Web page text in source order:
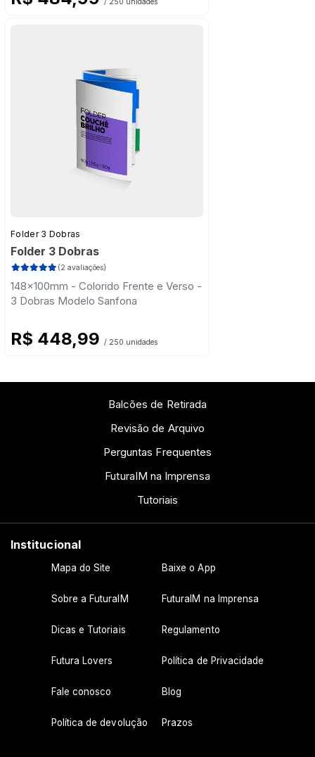
/ 250 unidades
Folder 3 Dobras
Folder 3 Dobras
(2 avaliações)
148x100mm - Colorido Frente e Verso -
3 Dobras Modelo Sanfona
R$ 448,99 / 250 unidades
Balcões de Retirada
Revisão de Arquivo
Perguntas Frequentes
FuturaIM na Imprensa
Tutoriais
Institucional
Mapa do Site Baixe o App
Sobre a FuturaIM FuturaIM na Imprensa
Dicas e Tutoriais Regulamento
Futura Lovers Política de Privacidade
Fale conosco Blog
Política de devolução Prazos